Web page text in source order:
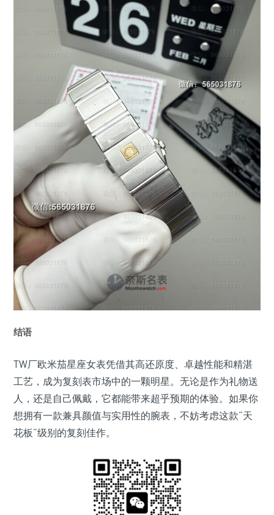
结语
TW厂欧米茄星座女表凭借其高还原度、卓越性能和精湛
工艺，成为复刻表市场中的一颗明星。无论是作为礼物送
人，还是自己佩戴，它都能带来超乎预期的体验。如果你
想拥有一款兼具颜值与实用性的腕表，不妨考虑这款“天
花板”级别的复刻佳作。